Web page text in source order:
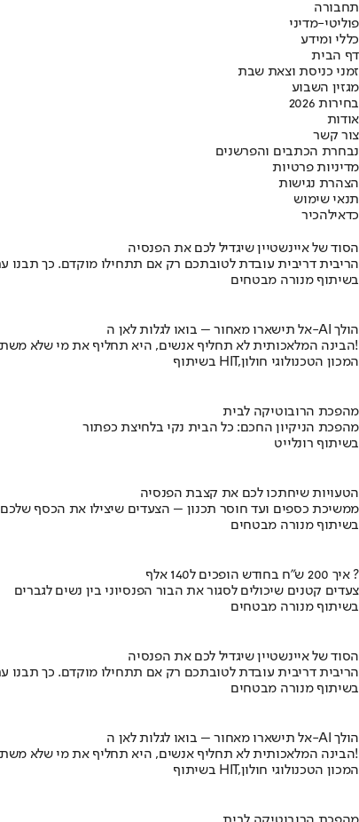
תחבורה
פוליטי-מדיני
כללי ומידע
דף הבית
זמני כניסת וצאת שבת
מגזין השבוע
בחירות 2026
אודות
צור קשר
נבחרת הכתבים והפרשנים
מדיניות פרטיות
הצהרת נגישות
תנאי שימוש
כדאילהכיר
הסוד של איינשטיין שיגדיל לכם את הפנסיה
הריבית דריבית עובדת לטובתכם רק אם תתחילו מוקדם. כך תבנו
בשיתוף מנורה מבטחים
אל תישארו מאחור – בואו לגלות לאן ה-AI הולך
הבינה המלאכותית לא תחליף אנשים, היא תחליף את מי שלא משתמש בה!
בשיתוף HIT,המכון הטכנולוגי חולון
מהפכת הרובוטיקה לבית
מהפכת הניקיון החכם: כל הבית נקי בלחיצת כפתור
בשיתוף רונלייט
הטעויות שיחתכו לכם את קצבת הפנסיה
ממשיכת כספים ועד חוסר תכנון – הצעדים שיצילו את הכסף שלכם
בשיתוף מנורה מבטחים
איך 200 ש"ח בחודש הופכים ל140 אלף ?
צעדים קטנים שיכולים לסגור את הבור הפנסיוני בין נשים לגברים
בשיתוף מנורה מבטחים
הסוד של איינשטיין שיגדיל לכם את הפנסיה
הריבית דריבית עובדת לטובתכם רק אם תתחילו מוקדם. כך תבנו
בשיתוף מנורה מבטחים
אל תישארו מאחור – בואו לגלות לאן ה-AI הולך
הבינה המלאכותית לא תחליף אנשים, היא תחליף את מי שלא משתמש בה!
בשיתוף HIT,המכון הטכנולוגי חולון